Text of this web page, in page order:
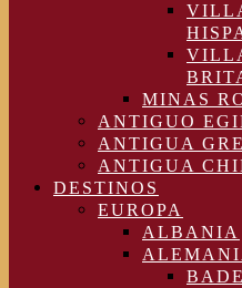
MINAS
ANTIGUO
ANTIGUA
ANTIGUA
DESTINOS
EUROPA
ALBANIA